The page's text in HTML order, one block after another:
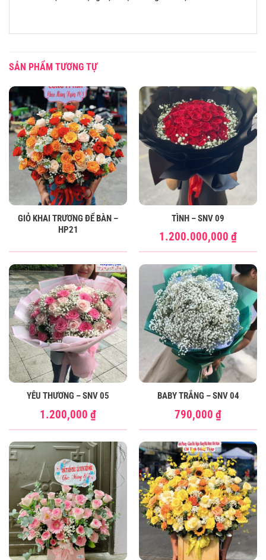
SẢN PHẨM TƯƠNG TỰ
GIỎ KHAI TRƯƠNG ĐỂ BÀN –
HP21
TÌNH – SNV 09
1.200.000,000 ₫
YÊU THƯƠNG – SNV 05
1.200,000 ₫
BABY TRẮNG – SNV 04
790,000 ₫